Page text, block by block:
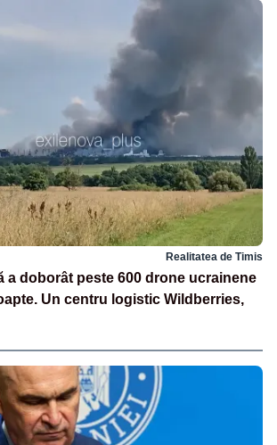
Realitatea de Timis
a doborât peste 600 drone ucrainene
Un centru logistic Wildberries,